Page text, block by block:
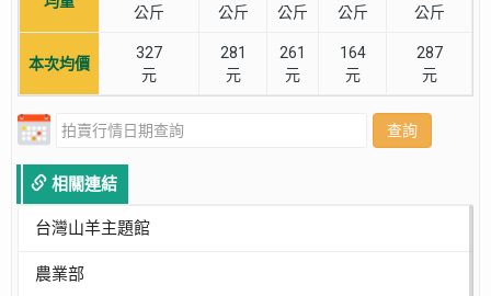
公斤
公斤
公斤
公斤
公斤
本次均價
327
元
281
元
261
元
164
元
287
元
查詢
相關連結
台灣山羊主題館
農業部